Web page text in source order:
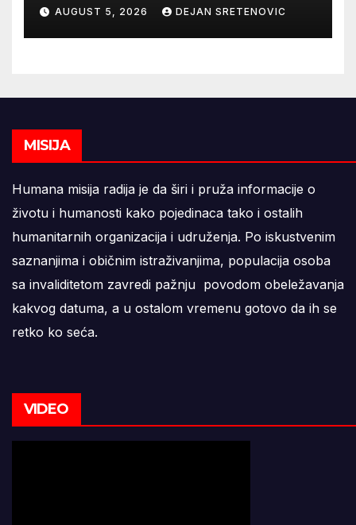
AUGUST 5, 2026 DEJAN SRETENOVIC
MISIJA
Humana misija radija je da širi i pruža informacije o
životu i humanosti kako pojedinaca tako i ostalih
humanitarnih organizacija i udruženja. Po iskustvenim
saznanjima i običnim istraživanjima, populacija osoba
sa invaliditetom zavredi pažnju povodom obeležavanja
kakvog datuma, a u ostalom vremenu gotovo da ih se
retko ko seća.
VIDEO